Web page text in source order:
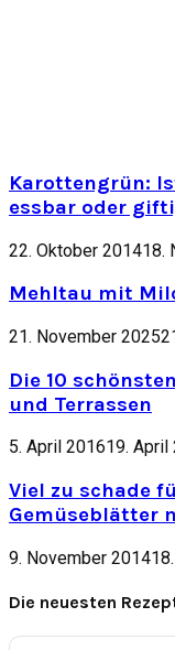
Karottengrün:
essbar oder
22. Oktober 201418.
Mehltau mit
21. November 2025
Die 10
und Terrassen
5. April 201619. April
Viel zu schade
Gemüseblätter
9. November 2014
Die neuesten